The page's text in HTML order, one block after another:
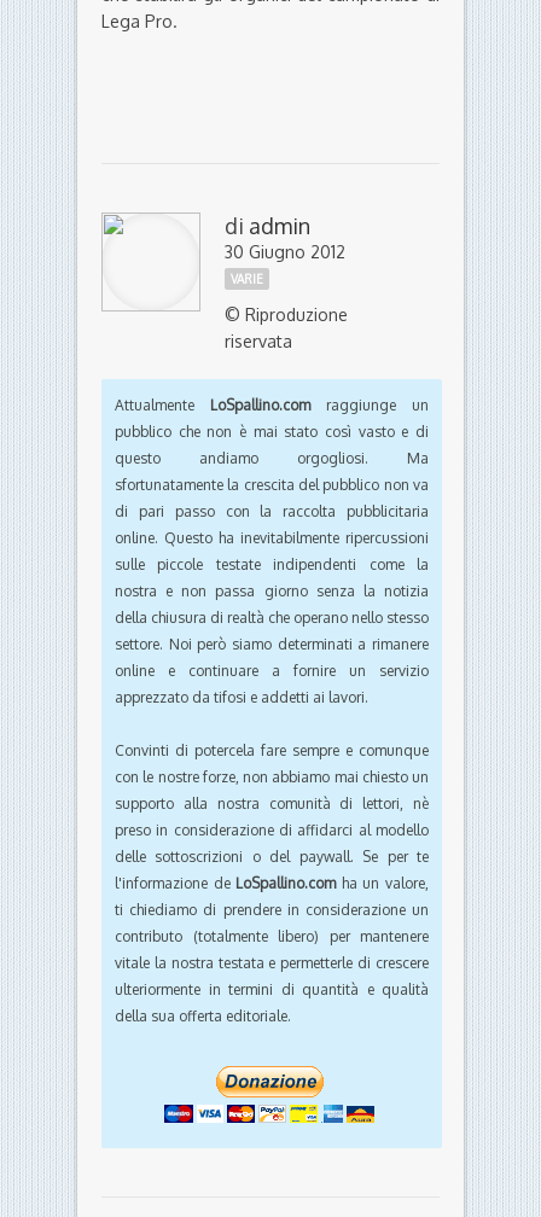
Lega Pro.
di admin
30 Giugno 2012
VARIE
© Riproduzione
riservata
Attualmente LoSpallino.comraggiunge un
pubblico che non è mai stato così vasto e di
questo andiamo orgogliosi. Ma
sfortunatamente la crescita del pubblico non va
di pari passo con la raccolta pubblicitaria
online. Questo ha inevitabilmente ripercussioni
sulle piccole testate indipendenti come la
nostra e non passa giorno senza la notizia
della chiusura di realtà che operano nello stesso
settore. Noi però siamo determinati a rimanere
online e continuare a fornire un servizio
apprezzato da tifosi e addetti ai lavori.
Convinti di potercela fare sempre e comunque
con le nostre forze, non abbiamo mai chiesto un
supporto alla nostra comunità di lettori, nè
preso in considerazione di affidarci al modello
delle sottoscrizioni o del paywall. Se per te
l'informazione de LoSpallino.comha un valore,
ti chiediamo di prendere in considerazione un
contributo (totalmente libero) per mantenere
vitale la nostra testata e permetterle di crescere
ulteriormente in termini di quantità e qualità
della sua offerta editoriale.